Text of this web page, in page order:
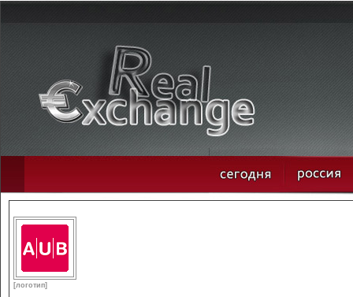
[логотип]